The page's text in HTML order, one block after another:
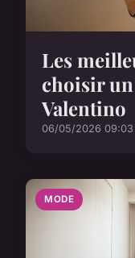
Les
choisir
Valentino
06/05/2026 09:03
MODE